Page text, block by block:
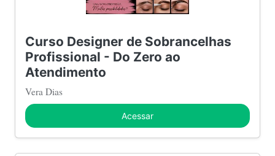
Curso Designer de Sobrancelhas
Profissional - Do Zero ao
Atendimento
Vera Dias
Acessar